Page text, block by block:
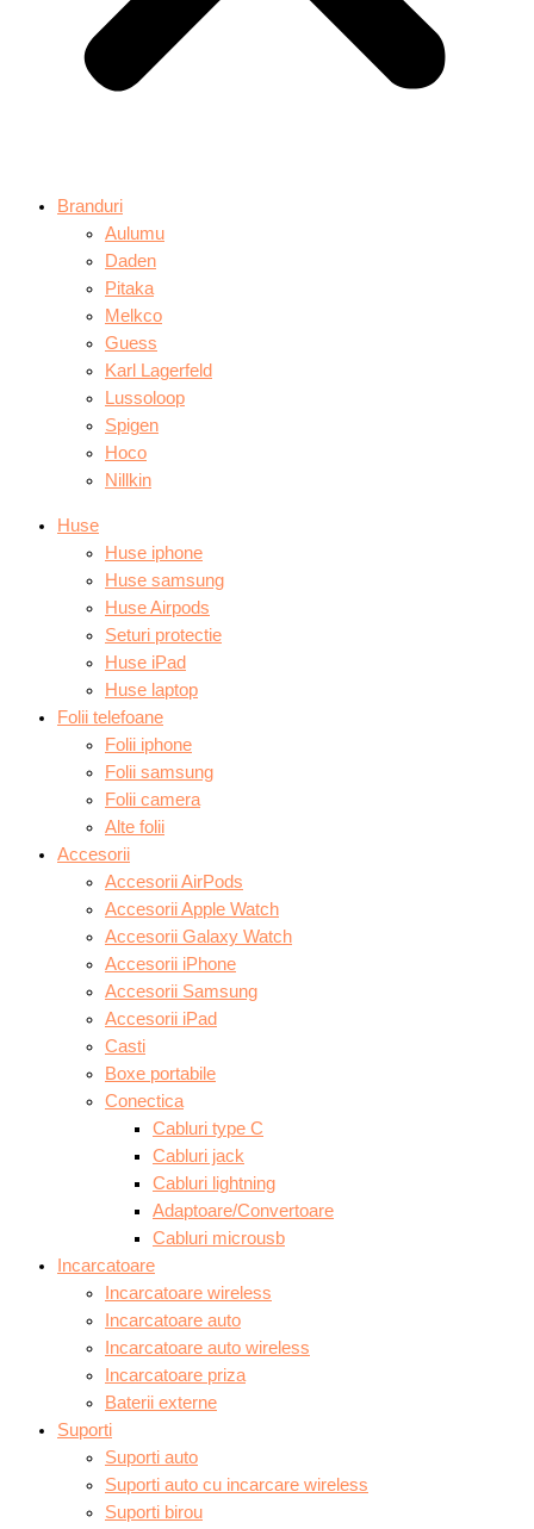
Branduri
Aulumu
Daden
Pitaka
Melkco
Guess
Karl Lagerfeld
Lussoloop
Spigen
Hoco
Nillkin
Huse
Huse iphone
Huse samsung
Huse Airpods
Seturi protectie
Huse iPad
Huse laptop
Folii telefoane
Folii iphone
Folii samsung
Folii camera
Alte folii
Accesorii
Accesorii AirPods
Accesorii Apple Watch
Accesorii Galaxy Watch
Accesorii iPhone
Accesorii Samsung
Accesorii iPad
Casti
Boxe portabile
Conectica
Cabluri type C
Cabluri jack
Cabluri lightning
Adaptoare/Convertoare
Cabluri microusb
Incarcatoare
Incarcatoare wireless
Incarcatoare auto
Incarcatoare auto wireless
Incarcatoare priza
Baterii externe
Suporti
Suporti auto
Suporti auto cu incarcare wireless
Suporti birou